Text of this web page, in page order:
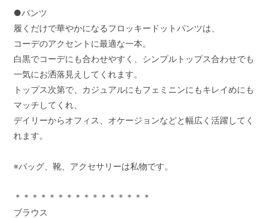
●パンツ
履くだけで華やかになるフロッキードットパンツは、
コーデのアクセントに最適な一本。
白黒でコーデにも合わせやすく、シンプルトップス合わせでも
一気にお洒落見えしてくれます。
トップス次第で、カジュアルにもフェミニンにもキレイめにも
マッチしてくれ、
デイリーからオフィス、オケージョンなどと幅広く活躍してく
れます。
※バッグ、靴、アクセサリーは私物です。
＊＊＊＊＊＊＊＊＊＊＊＊＊＊＊＊
ブラウス